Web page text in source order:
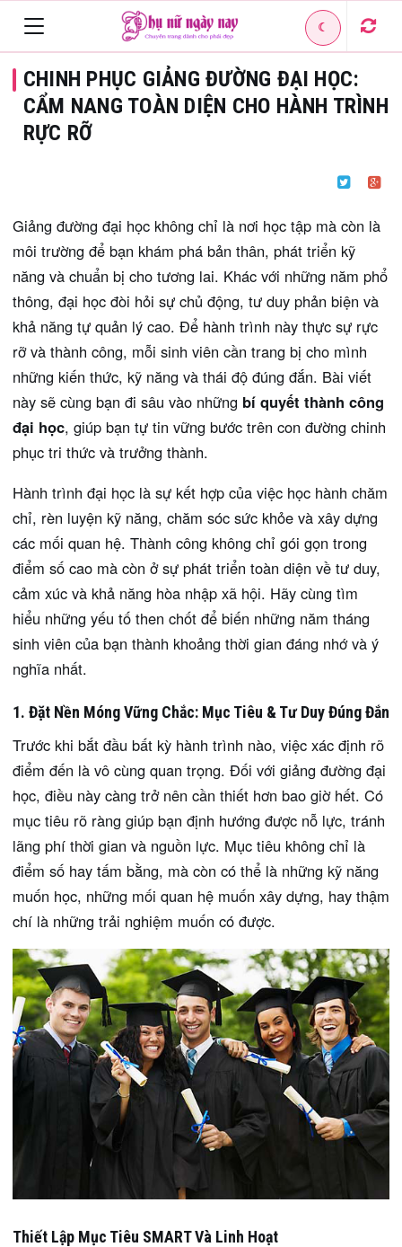
navigation
☾
CHINH PHỤC GIẢNG ĐƯỜNG ĐẠI HỌC:
CẨM NANG TOÀN DIỆN CHO HÀNH TRÌNH
RỰC RỠ
Giảng đường đại học không chỉ là nơi học tập mà còn là
môi trường để bạn khám phá bản thân, phát triển kỹ
năng và chuẩn bị cho tương lai. Khác với những năm phổ
thông, đại học đòi hỏi sự chủ động, tư duy phản biện và
khả năng tự quản lý cao. Để hành trình này thực sự rực
rỡ và thành công, mỗi sinh viên cần trang bị cho mình
những kiến thức, kỹ năng và thái độ đúng đắn. Bài viết
này sẽ cùng bạn đi sâu vào những bí quyết thành công
đại học, giúp bạn tự tin vững bước trên con đường chinh
phục tri thức và trưởng thành.
Hành trình đại học là sự kết hợp của việc học hành chăm
chỉ, rèn luyện kỹ năng, chăm sóc sức khỏe và xây dựng
các mối quan hệ. Thành công không chỉ gói gọn trong
điểm số cao mà còn ở sự phát triển toàn diện về tư duy,
cảm xúc và khả năng hòa nhập xã hội. Hãy cùng tìm
hiểu những yếu tố then chốt để biến những năm tháng
sinh viên của bạn thành khoảng thời gian đáng nhớ và ý
nghĩa nhất.
1. Đặt Nền Móng Vững Chắc: Mục Tiêu & Tư Duy Đúng Đắn
Trước khi bắt đầu bất kỳ hành trình nào, việc xác định rõ
điểm đến là vô cùng quan trọng. Đối với giảng đường đại
học, điều này càng trở nên cần thiết hơn bao giờ hết. Có
mục tiêu rõ ràng giúp bạn định hướng được nỗ lực, tránh
lãng phí thời gian và nguồn lực. Mục tiêu không chỉ là
điểm số hay tấm bằng, mà còn có thể là những kỹ năng
muốn học, những mối quan hệ muốn xây dựng, hay thậm
chí là những trải nghiệm muốn có được.
Thiết Lập Mục Tiêu SMART Và Linh Hoạt